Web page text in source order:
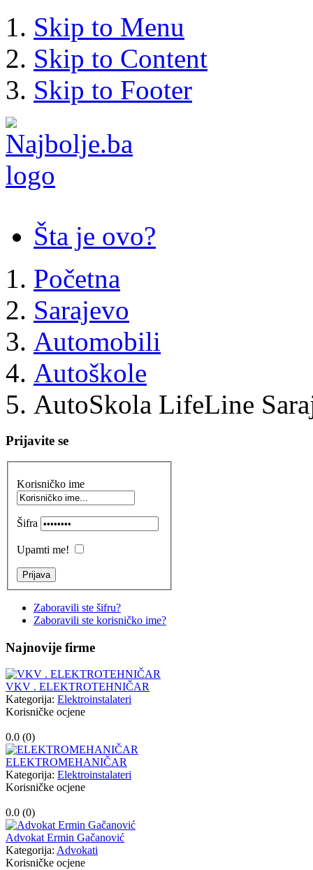
Skip to Menu
Skip to Content
Skip to Footer
Šta je ovo?
Početna
Sarajevo
Automobili
Autoškole
AutoSkola LifeLine
Prijavite se
Korisničko ime
Šifra
Upamti me!
Zaboravili ste šifru?
Zaboravili ste korisničko ime?
Najnovije firme
VKV . ELEKTROTEHNIČAR
Kategorija: Elektroinstalateri
Korisničke ocjene
0.0 (0)
ELEKTROMEHANIČAR
Kategorija: Elektroinstalateri
Korisničke ocjene
0.0 (0)
Advokat Ermin Gačanović
Kategorija: Advokati
Korisničke ocjene